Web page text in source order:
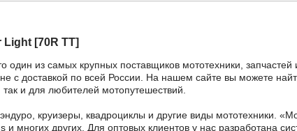
[70R TT]
один из самых крупных поставщиков мототехники,
с доставкой по всей России. На нашем сайте вы можете
и для любителей мотопутешествий.
круизеры, квадроциклы и другие виды мототехники.
многих других. Для оптовых клиентов у нас разработана